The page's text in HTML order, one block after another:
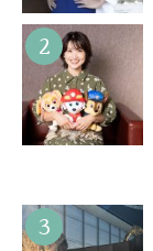
2
3